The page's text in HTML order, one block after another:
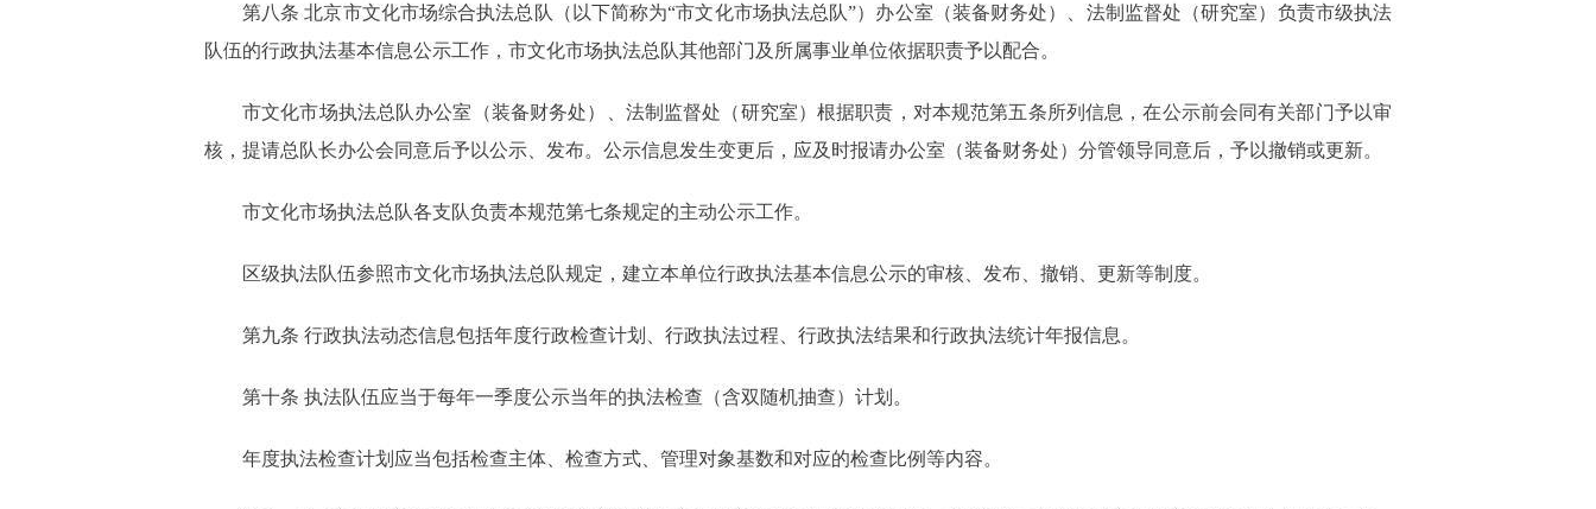
第八条 北京市文化市场综合执法总队（以下简称为“市文化市场执法总队”）办公室（装备财务处）、法制监督处（研究室）负责市级执法
队伍的行政执法基本信息公示工作，市文化市场执法总队其他部门及所属事业单位依据职责予以配合。
市文化市场执法总队办公室（装备财务处）、法制监督处（研究室）根据职责，对本规范第五条所列信息，在公示前会同有关部门予以审
核，提请总队长办公会同意后予以公示、发布。公示信息发生变更后，应及时报请办公室（装备财务处）分管领导同意后，予以撤销或更新。
市文化市场执法总队各支队负责本规范第七条规定的主动公示工作。
区级执法队伍参照市文化市场执法总队规定，建立本单位行政执法基本信息公示的审核、发布、撤销、更新等制度。
第九条 行政执法动态信息包括年度行政检查计划、行政执法过程、行政执法结果和行政执法统计年报信息。
第十条 执法队伍应当于每年一季度公示当年的执法检查（含双随机抽查）计划。
年度执法检查计划应当包括检查主体、检查方式、管理对象基数和对应的检查比例等内容。